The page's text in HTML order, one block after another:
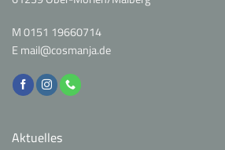
M0151 19660714
Email@cosmanja.de
Aktuelles